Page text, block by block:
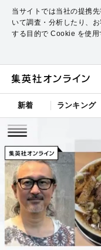
当サイトでは当社の提携
いて調査・分析したり、
する目的で Cookie を使用
新着 ランキング